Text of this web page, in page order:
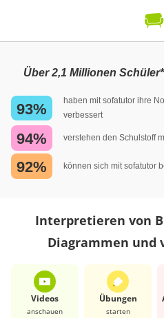
Über 2,1 Millionen
93%
haben mit sofatutor ihre
verbessert
94% verstehen den Schulstoff
92% können sich mit sofatutor
Interpretieren von
Diagrammen und
Videos
anschauen
Übungen
starten